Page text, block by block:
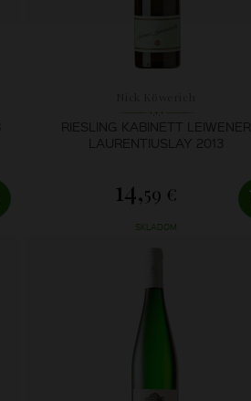
RIESLING KABINETT LEIWENER
LAURENTIUSLAY 2013
14,59 €
SKLADOM